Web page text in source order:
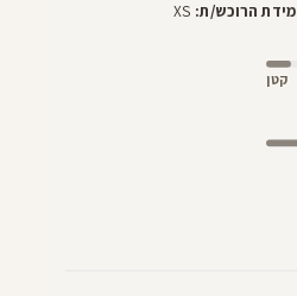
מידת הרוכש/ת: XS
קטן